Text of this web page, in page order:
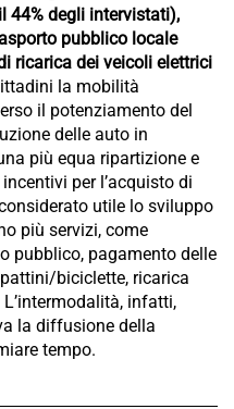
44% degli intervistati),
pubblico locale
ricarica dei veicoli elettrici
la mobilità
il potenziamento del
delle auto in
più equa ripartizione e
per l’acquisto di
utile lo sviluppo
più servizi, come
pubblico, pagamento delle
biciclette, ricarica
infatti,
la diffusione della
tempo.